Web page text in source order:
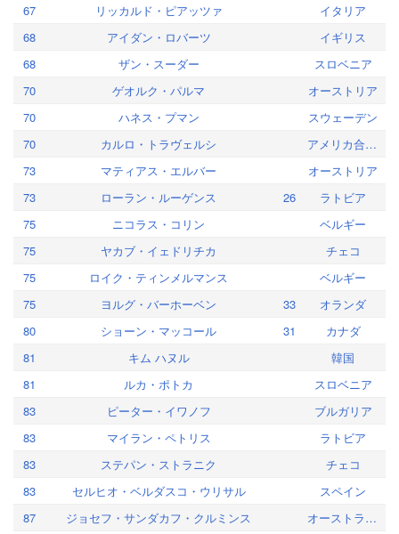
67
リッカルド・ピアッツァ
イタリア
68
アイダン・ロバーツ
イギリス
68
ザン・スーダー
スロベニア
70
ゲオルク・パルマ
オーストリア
70
ハネス・プマン
スウェーデン
70
カルロ・トラヴェルシ
アメリカ合衆国
73
マティアス・エルバー
オーストリア
73
ローラン・ルーゲンス 26
ラトビア
75
ニコラス・コリン
ベルギー
75
ヤカブ・イェドリチカ
チェコ
75
ロイク・ティンメルマンス
ベルギー
75
ヨルグ・バーホーベン 33
オランダ
80
ショーン・マッコール 31
カナダ
81
キム ハヌル
韓国
81
ルカ・ポトカ
スロベニア
83
ピーター・イワノフ
ブルガリア
83
マイラン・ペトリス
ラトビア
83
ステパン・ストラニク
チェコ
83
セルヒオ・ベルダスコ・ウリサル
スペイン
87
ジョセフ・サンダカフ・クルミンス
オーストラリア